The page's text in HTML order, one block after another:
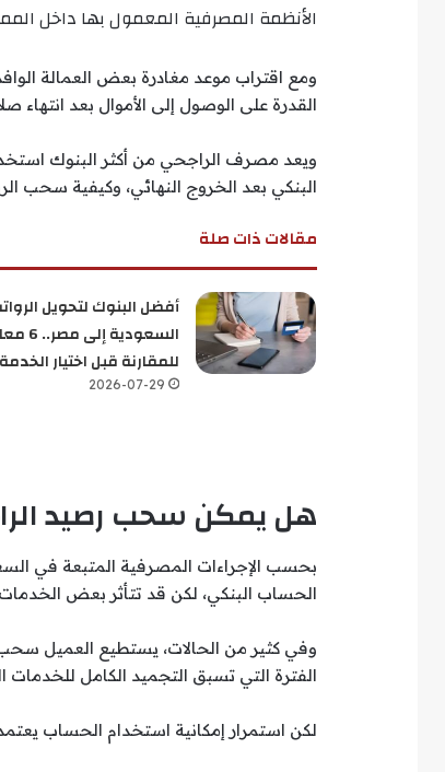
الأنظمة المصرفية المعمول بها داخل
ومع اقتراب موعد مغادرة بعض العمالة
القدرة على الوصول إلى الأموال بعد
ويعد مصرف الراجحي من أكثر البنوك
البنكي بعد الخروج النهائي، وكيفية سحب
مقالات ذات صلة
أفضل البنوك لتحويل
السعودية
للمقارنة قبل اختيار الخدمة
2026-07-29
هل يمكن سحب رصيد
بحسب الإجراءات المصرفية المتبعة في
الحساب البنكي، لكن قد تتأثر بعض
وفي كثير من الحالات، يستطيع العميل سحب
الفترة التي تسبق التجميد الكامل للخدمات
لكن استمرار إمكانية استخدام الحساب